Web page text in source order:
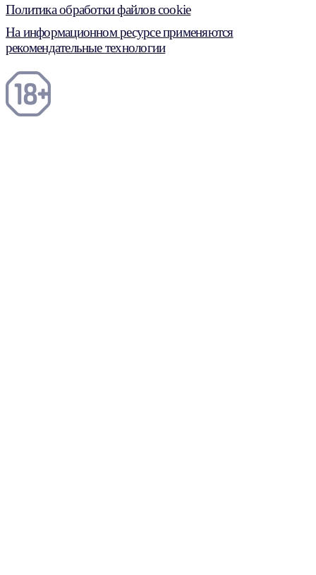
Политика обработки файлов cookie
На информационном ресурсе применяются
рекомендательные технологии